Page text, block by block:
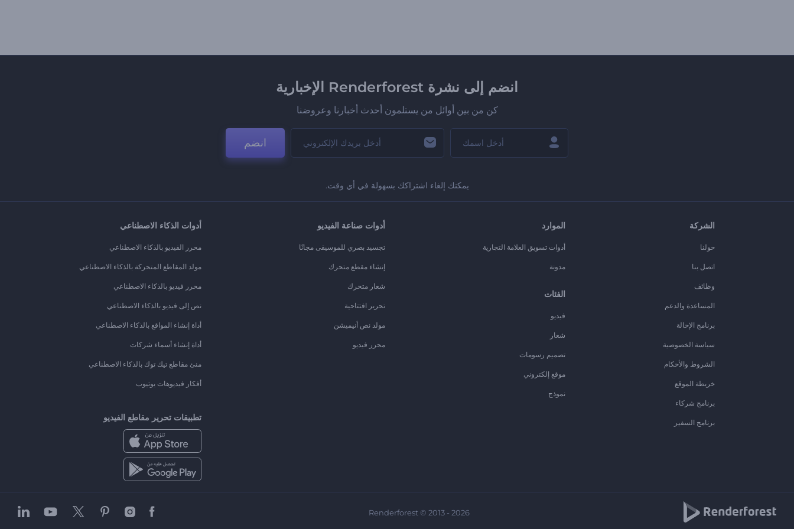
انضم إلى نشرة Renderforest الإخبارية
كن من بين أوائل من يستلمون أحدث أخبارنا وعروضنا
انضم
يمكنك إلغاء اشتراكك بسهولة في أي وقت.
الشركة
حولنا
اتصل بنا
وظائف
المساعدة والدعم
برنامج الإحالة
سياسة الخصوصية
الشروط والأحكام
خريطة الموقع
برنامج شركاء
برنامج السفير
الموارد
أدوات تسويق العلامة التجارية
مدونة
الفئات
فيديو
شعار
تصميم رسومات
موقع إلكتروني
نموذج
أدوات صناعة الفيديو
تجسيد بصري للموسيقى مجانًا
إنشاء مقطع متحرك
شعار متحرك
تحرير افتتاحية
مولد نص أنيميشن
محرر فيديو
أدوات الذكاء الاصطناعي
محرر الفيديو بالذكاء الاصطناعي
مولد المقاطع المتحركة بالذكاء الاصطناعي
محرر فيديو بالذكاء الاصطناعي
نص إلى فيديو بالذكاء الاصطناعي
أداة إنشاء المواقع بالذكاء الاصطناعي
أداة إنشاء أسماء شركات
منئ مقاطع تيك توك بالذكاء الاصطناعي
أفكار فيديوهات يوتيوب
تطبيقات تحرير مقاطع الفيديو
Renderforest © 2013 - 2026